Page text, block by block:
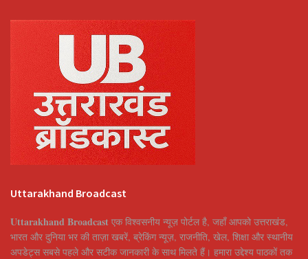
Uttarakhand Broadcast
Uttarakhand Broadcast एक विश्वसनीय न्यूज़ पोर्टल है, जहाँ आपको उत्तराखंड,
भारत और दुनिया भर की ताज़ा खबरें, ब्रेकिंग न्यूज़, राजनीति, खेल, शिक्षा और स्थानीय
अपडेट्स सबसे पहले और सटीक जानकारी के साथ मिलते हैं। हमारा उद्देश्य पाठकों तक